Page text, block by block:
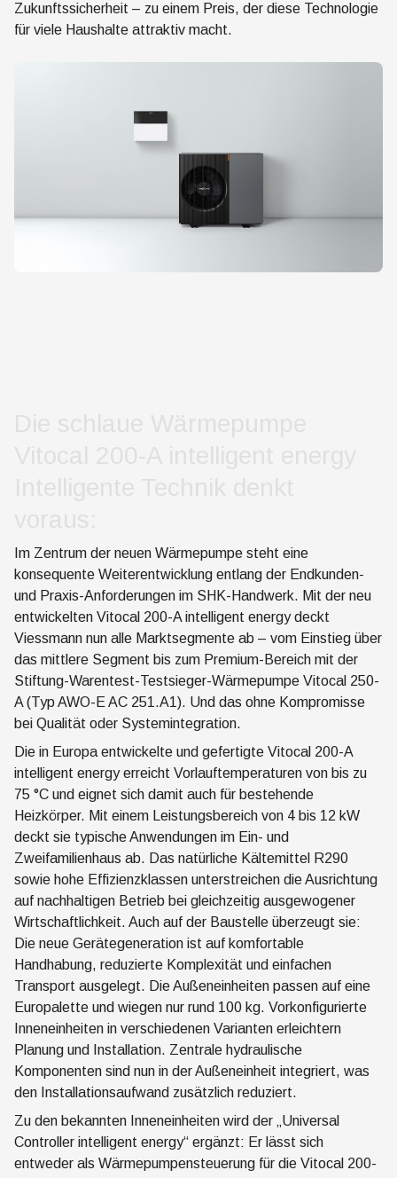
Zukunftssicherheit – zu einem Preis, der diese Technologie
für viele Haushalte attraktiv macht.
Im Zentrum der neuen Wärmepumpe steht eine
konsequente Weiterentwicklung entlang der Endkunden-
und Praxis-Anforderungen im SHK-Handwerk. Mit der neu
entwickelten Vitocal 200-A intelligent energy deckt
Viessmann nun alle Marktsegmente ab – vom Einstieg über
das mittlere Segment bis zum Premium-Bereich mit der
Stiftung-Warentest-Testsieger-Wärmepumpe Vitocal 250-
A (Typ AWO-E AC 251.A1). Und das ohne Kompromisse
bei Qualität oder Systemintegration.
Die in Europa entwickelte und gefertigte Vitocal 200-A
intelligent energy erreicht Vorlauftemperaturen von bis zu
75 °C und eignet sich damit auch für bestehende
Heizkörper. Mit einem Leistungsbereich von 4 bis 12 kW
deckt sie typische Anwendungen im Ein- und
Zweifamilienhaus ab. Das natürliche Kältemittel R290
sowie hohe Effizienzklassen unterstreichen die Ausrichtung
auf nachhaltigen Betrieb bei gleichzeitig ausgewogener
Wirtschaftlichkeit. Auch auf der Baustelle überzeugt sie:
Die neue Gerätegeneration ist auf komfortable
Handhabung, reduzierte Komplexität und einfachen
Transport ausgelegt. Die Außeneinheiten passen auf eine
Europalette und wiegen nur rund 100 kg. Vorkonfigurierte
Inneneinheiten in verschiedenen Varianten erleichtern
Planung und Installation. Zentrale hydraulische
Komponenten sind nun in der Außeneinheit integriert, was
den Installationsaufwand zusätzlich reduziert.
Zu den bekannten Inneneinheiten wird der „Universal
Controller intelligent energy“ ergänzt: Er lässt sich
entweder als Wärmepumpensteuerung für die Vitocal 200-